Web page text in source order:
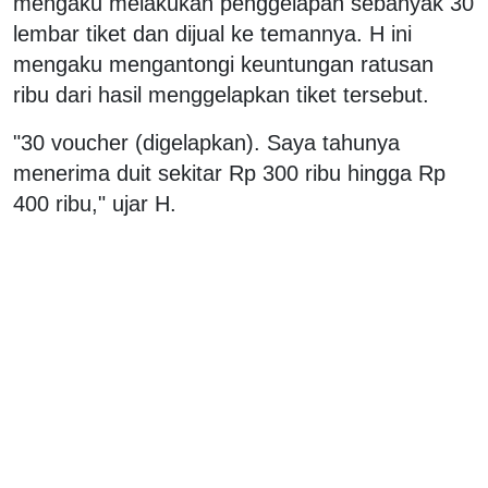
lembar tiket dan dijual ke temannya. H ini
mengaku mengantongi keuntungan ratusan
ribu dari hasil menggelapkan tiket tersebut.
"30 voucher (digelapkan). Saya tahunya
menerima duit sekitar Rp 300 ribu hingga Rp
400 ribu," ujar H.